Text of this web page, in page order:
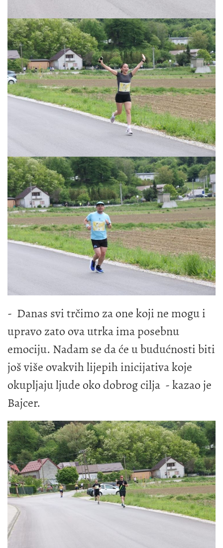
- Danas svi trčimo za one koji ne mogu i
upravo zato ova utrka ima posebnu
emociju. Nadam se da će u budućnosti biti
još više ovakvih lijepih inicijativa koje
okupljaju ljude oko dobrog cilja - kazao je
Bajcer.